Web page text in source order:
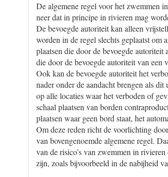
De algemene regel voor het zwemmen
neer dat in principe in rivieren mag
De bevoegde autoriteit kan alleen
worden in de regel slechts geplaatst om
plaatsen die door de bevoegde
die door de bevoegde autoriteit van een
Ook kan de bevoegde autoriteit het
nader onder de aandacht brengen als
op alle locaties waar het verboden of
schaal plaatsen van borden
plaatsen waar geen bord staat, het
Om deze reden richt de voorlichting
van bovengenoemde algemene regel.
van de risico’s van zwemmen in
zijn, zoals bijvoorbeeld in de nabijheid